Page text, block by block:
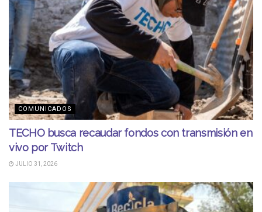
COMUNICADOS
TECHO busca recaudar fondos con transmisión en
vivo por Twitch
JULIO 31, 2026